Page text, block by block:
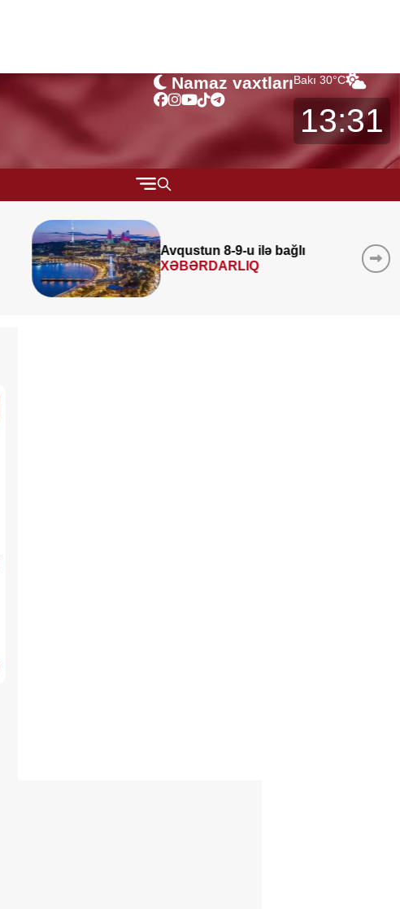
Namaz vaxtlarıBakı 30°C
13:31
MÜSAHİBƏ
MARAQLI
Avqustun 8-9-u ilə bağlı
XƏBƏRDARLIQ